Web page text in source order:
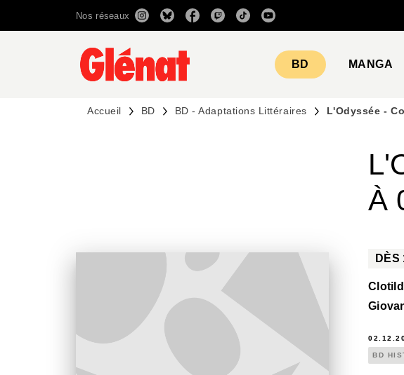
RECHERCHE CONTENU
Nos réseaux
BD MANGA
Accueil BD BD - Adaptations Littéraires L'Odyssée -
À
DÈS
BD